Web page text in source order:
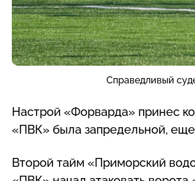
Справедливый
Настрой «Форварда» принес
«ПВК» была запредельной,
Второй тайм «Приморский